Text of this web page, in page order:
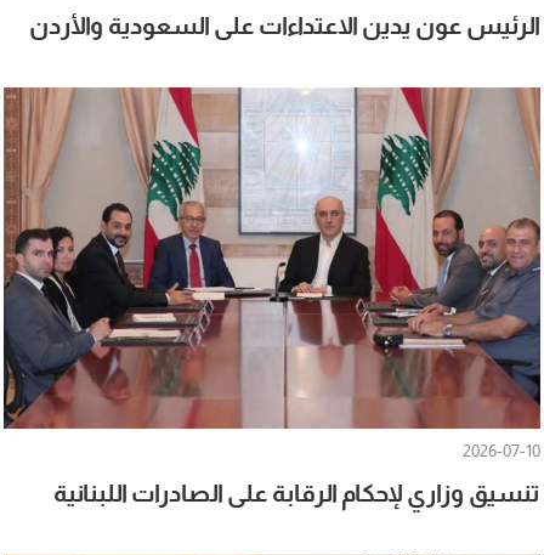
الرئيس عون يدين الاعتداءات على السعودية والأردن
2026-07-10
تنسيق وزاري لإحكام الرقابة على الصادرات اللبنانية